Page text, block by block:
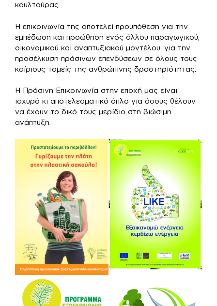
κουλτούρας.
Η επικοινωνία της αποτελεί προϋπόθεση για την
εμπέδωση και προώθηση ενός άλλου παραγωγικού,
οικονομικού και αναπτυξιακού μοντέλου, για την
προσέλκυση πράσινων επενδύσεων σε όλους τους
καίριους τομείς της ανθρώπινης δραστηριότητας.
Η Πράσινη Επικοινωνία στην εποχή μας είναι
ισχυρό κι αποτελεσματικό όπλο για όσους θέλουν
να έχουν το δικό τους μερίδιο στη βιώσιμη
ανάπτυξη.